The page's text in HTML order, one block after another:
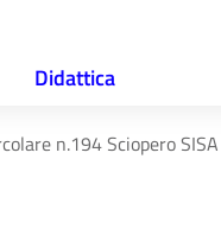
Didattica
n.194 Sciopero